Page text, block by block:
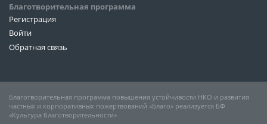
Благотворительная программа
Регистрация
Войти
Обратная связь
Благотворительная программа повышения устойчивости НКО и развития
частных и корпоративных пожертвований «Благо» реализуется БФ
«Культура благотворительности»